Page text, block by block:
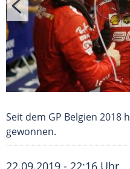
Seit dem GP Belgien 2018
gewonnen.